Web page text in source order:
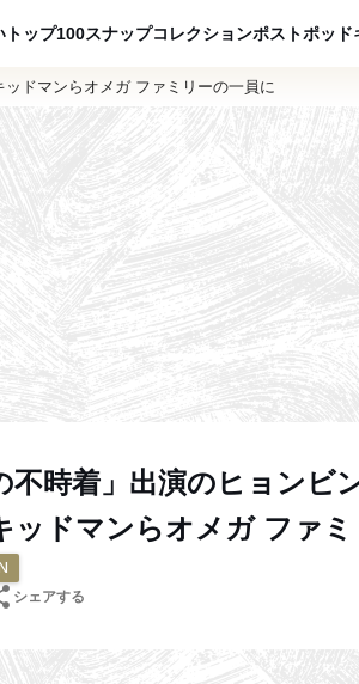
トップ100スナップコレクションポストポッド
ッドマンらオメガ ファミリーの一員に
不時着」出演のヒョン
ッドマンらオメガ ファ
シェアする